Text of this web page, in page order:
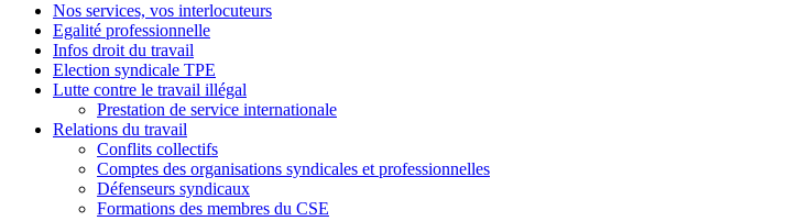
Nos services, vos interlocuteurs
Egalité professionnelle
Infos droit du travail
Election syndicale TPE
Lutte contre le travail illégal
Prestation de service internationale
Relations du travail
Conflits collectifs
Comptes des organisations syndicales et professionnelles
Défenseurs syndicaux
Formations des membres du CSE